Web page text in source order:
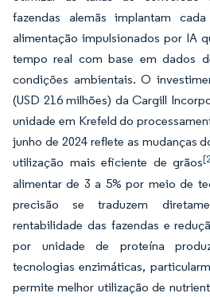
fazendas alemãs implantam
alimentação impulsionados por IA
tempo real com base em dados
condições ambientais. O
(USD 216 milhões) da Cargill
unidade em Krefeld do
junho de 2024 reflete as mudanças
utilização mais eficiente de grãos
alimentar de 3 a 5% por meio de
precisão se traduzem
rentabilidade das fazendas e
por unidade de proteína
tecnologias enzimáticas,
permite melhor utilização de